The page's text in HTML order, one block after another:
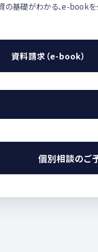
の基礎がわかる、e-book
資料請求（e-book）
個別相談のご